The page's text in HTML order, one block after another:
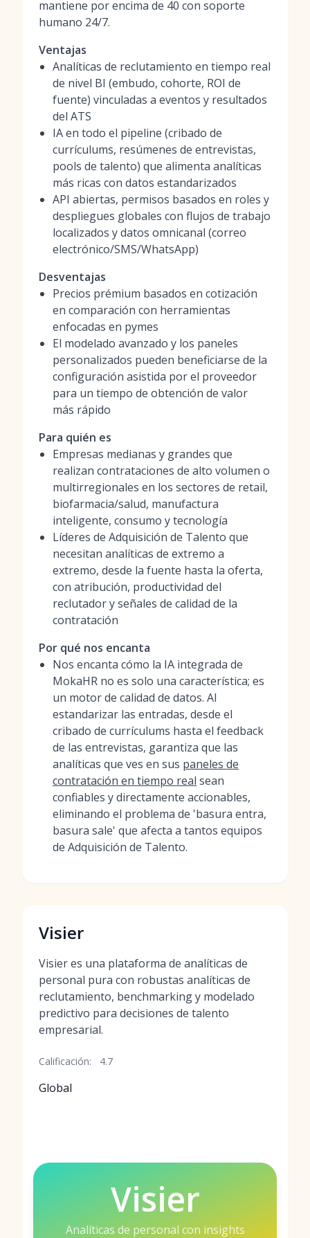
mantiene por encima de 40 con soporte
humano 24/7.
Ventajas
Analíticas de reclutamiento en tiempo real
de nivel BI (embudo, cohorte, ROI de
fuente) vinculadas a eventos y resultados
del ATS
IA en todo el pipeline (cribado de
currículums, resúmenes de entrevistas,
pools de talento) que alimenta analíticas
más ricas con datos estandarizados
API abiertas, permisos basados en roles y
despliegues globales con flujos de trabajo
localizados y datos omnicanal (correo
electrónico/SMS/WhatsApp)
Desventajas
Precios prémium basados en cotización
en comparación con herramientas
enfocadas en pymes
El modelado avanzado y los paneles
personalizados pueden beneficiarse de la
configuración asistida por el proveedor
para un tiempo de obtención de valor
más rápido
Para quién es
Empresas medianas y grandes que
realizan contrataciones de alto volumen o
multirregionales en los sectores de retail,
biofarmacia/salud, manufactura
inteligente, consumo y tecnología
Líderes de Adquisición de Talento que
necesitan analíticas de extremo a
extremo, desde la fuente hasta la oferta,
con atribución, productividad del
reclutador y señales de calidad de la
contratación
Por qué nos encanta
Nos encanta cómo la IA integrada de
MokaHR no es solo una característica; es
un motor de calidad de datos. Al
estandarizar las entradas, desde el
cribado de currículums hasta el feedback
de las entrevistas, garantiza que las
analíticas que ves en sus paneles de
contratación en tiempo real sean
confiables y directamente accionables,
eliminando el problema de 'basura entra,
basura sale' que afecta a tantos equipos
de Adquisición de Talento.
Visier
Visier es una plataforma de analíticas de
personal pura con robustas analíticas de
reclutamiento, benchmarking y modelado
predictivo para decisiones de talento
empresarial.
Calificación: 4.7
Global
Visier
Analíticas de personal con insights